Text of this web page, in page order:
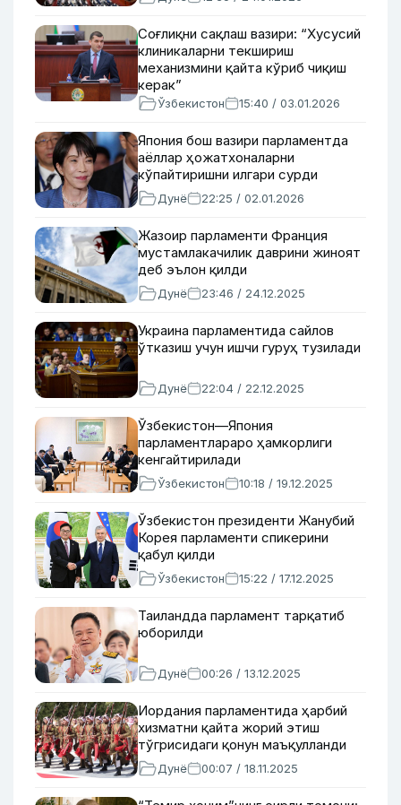
Соғлиқни сақлаш вазири: “Хусусий
клиникаларни текшириш
механизмини қайта кўриб чиқиш
керак”
Ўзбекистон 15:40 / 03.01.2026
Япония бош вазири парламентда
аёллар ҳожатхоналарни
кўпайтиришни илгари сурди
Дунё 22:25 / 02.01.2026
Жазоир парламенти Франция
мустамлакачилик даврини жиноят
деб эълон қилди
Дунё 23:46 / 24.12.2025
Украина парламентида сайлов
ўтказиш учун ишчи гуруҳ тузилади
Дунё 22:04 / 22.12.2025
Ўзбекистон—Япония
парламентлараро ҳамкорлиги
кенгайтирилади
Ўзбекистон 10:18 / 19.12.2025
Ўзбекистон президенти Жанубий
Корея парламенти спикерини
қабул қилди
Ўзбекистон 15:22 / 17.12.2025
Таиландда парламент тарқатиб
юборилди
Дунё 00:26 / 13.12.2025
Иордания парламентида ҳарбий
хизматни қайта жорий этиш
тўгрисидаги қонун маъқулланди
Дунё 00:07 / 18.11.2025